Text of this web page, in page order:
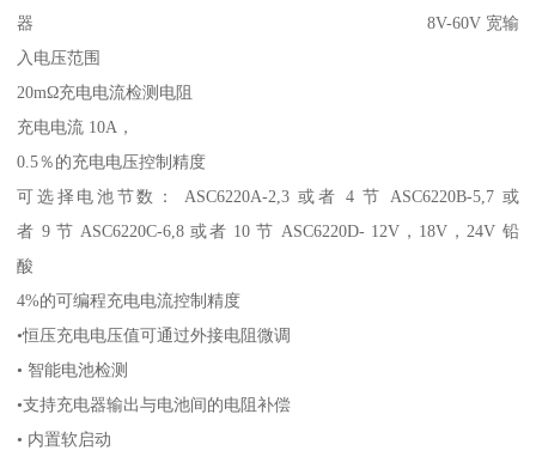
器 8V-60V 宽输
入电压范围
20mΩ充电电流检测电阻
充电电流 10A，
0.5％的充电电压控制精度
可选择电池节数： ASC6220A-2,3 或者 4 节 ASC6220B-5,7 或
者 9 节 ASC6220C-6,8 或者 10 节 ASC6220D- 12V，18V，24V 铅
酸
4%的可编程充电电流控制精度
•恒压充电电压值可通过外接电阻微调
• 智能电池检测
•支持充电器输出与电池间的电阻补偿
• 内置软启动